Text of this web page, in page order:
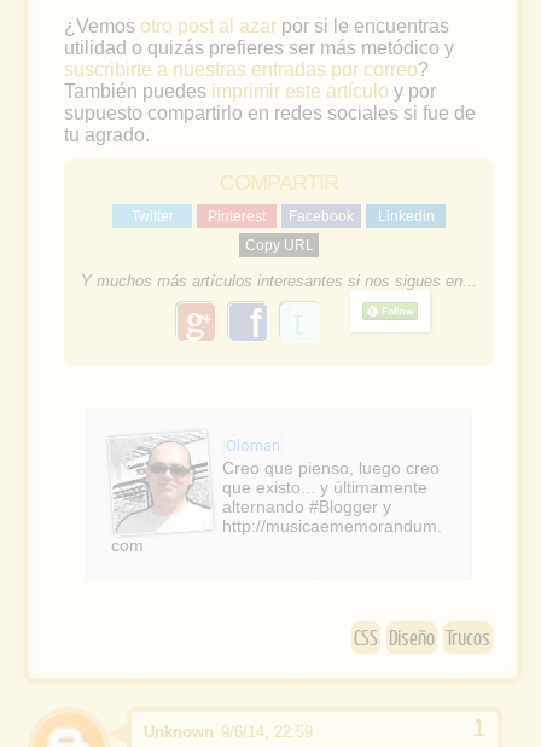
¿Vemos otro post al azar por si le encuentras
utilidad o quizás prefieres ser más metódico y
suscribirte a nuestras entradas por correo?
También puedes imprimir este artículo y por
supuesto compartirlo en redes sociales si fue de
tu agrado.
COMPARTIR
Twitter Pinterest Facebook
Linkedin
Copy URL
Y muchos más artículos interesantes si nos sigues en...
g
o
l
e
f
e
b
o
Oloman
Creo que pienso, luego creo
que existo... y últimamente
alternando #Blogger y
http://musicaememorandum.
com
CSS Diseño Trucos
Unknown 9/6/14, 22:59